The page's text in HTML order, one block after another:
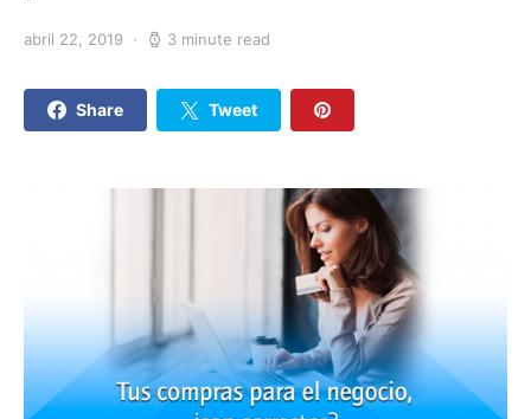
abril 22, 2019 3 minute read
Share Tweet